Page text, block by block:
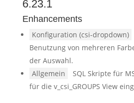
6.23.1
Enhancements
Konfiguration (csi-dropdown)
Benutzung von mehreren
der Auswahl.
Allgemein
SQL Skripte für
für die v_csi_GROUPS View